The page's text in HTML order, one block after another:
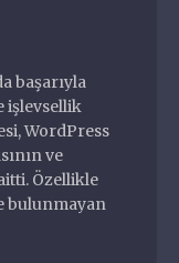
başarıyla
işlevsellik
WordPress
ve
Özellikle
bulunmayan